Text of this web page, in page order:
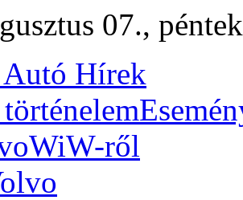
07., péntek
Hírek
ről